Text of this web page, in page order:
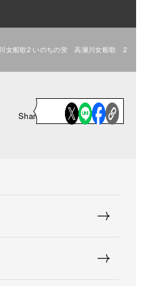
女船歌2 いのちの蛍 高瀬川女船歌 2
Share